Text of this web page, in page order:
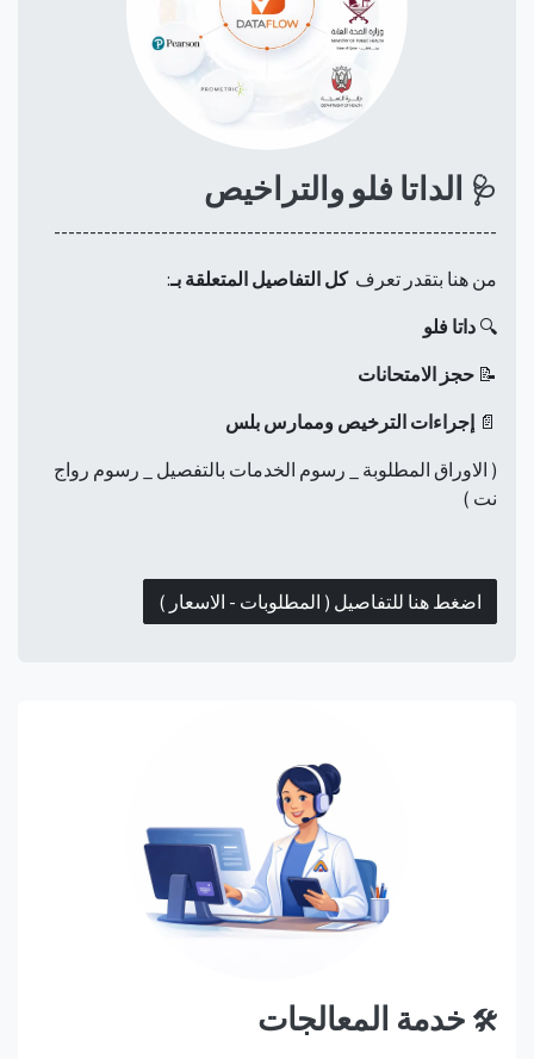
🩺 الداتا فلو والتراخيص
--------------------------------------------------------------
من هنا بتقدر تعرفكل التفاصيل المتعلقة بـ:
🔍 داتا فلو
📝 حجز الامتحانات
📄 إجراءات الترخيص وممارس بلس
( الاوراق المطلوبة _ رسوم الخدمات بالتفصيل _ رسوم رواج
نت )
اضغط هنا للتفاصيل ( المطلوبات - الاسعار )
🛠️ خدمة المعالجات ​​